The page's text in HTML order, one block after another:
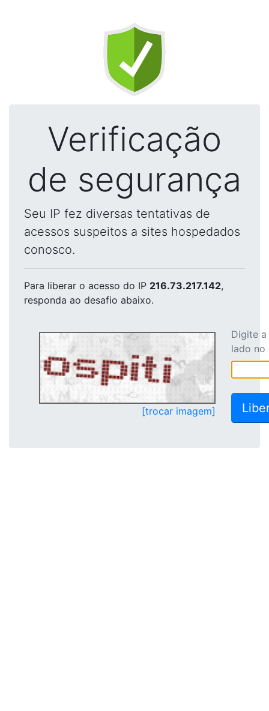
Verificação
de segurança
Seu IP fez diversas tentativas de
acessos suspeitos a sites hospedados
conosco.
Para liberar o acesso do IP 216.73.217.142,
responda ao desafio abaixo.
[trocar imagem]
Digite
lado no